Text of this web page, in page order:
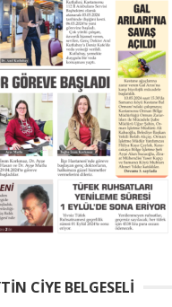
CIYE BELGESELI